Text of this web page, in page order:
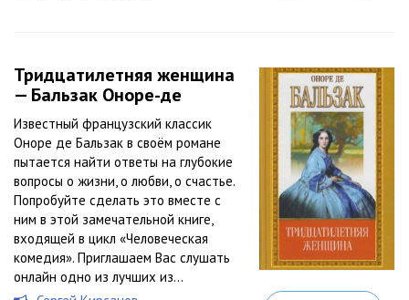
Тридцатилетняя женщина
— Бальзак Оноре-де
Известный французский классик
Оноре де Бальзак в своём романе
пытается найти ответы на глубокие
вопросы о жизни, о любви, о счастье.
Попробуйте сделать это вместе с
ним в этой замечательной книге,
входящей в цикл «Человеческая
комедия». Приглашаем Вас слушать
онлайн одно из лучших из...